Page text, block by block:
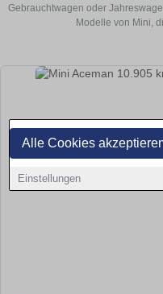
Alle Cookies
Einstellungen
Gebrauchtwagen oder
Modelle von Mini,